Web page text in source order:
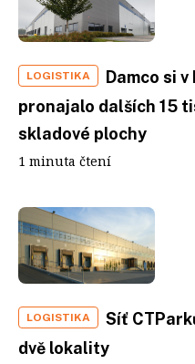
LOGISTIKA
Damco si
pronajalo dalších 15
skladové plochy
1 minuta čtení
LOGISTIKA
Síť
dvě lokality